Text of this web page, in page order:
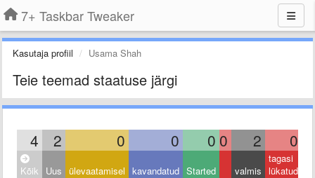
7+ Taskbar Tweaker
Kasutaja profiil Usama Shah
Teie teemad staatuse järgi
4 2 0 0 0 0 2 0
Kõik Uus ülevaatamisel kavandatud Started valmis
tagasi
lükatud